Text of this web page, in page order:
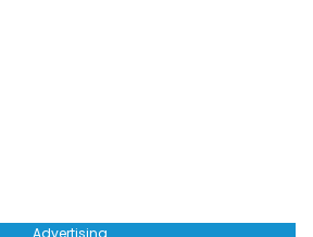
Advertising